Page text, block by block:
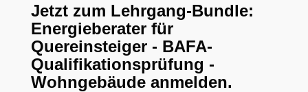
Jetzt zum Lehrgang-Bundle:
Energieberater für
Quereinsteiger - BAFA-
Qualifikationsprüfung -
Wohngebäude anmelden.